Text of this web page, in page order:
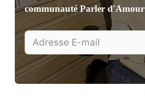
communautéParler d'Amour